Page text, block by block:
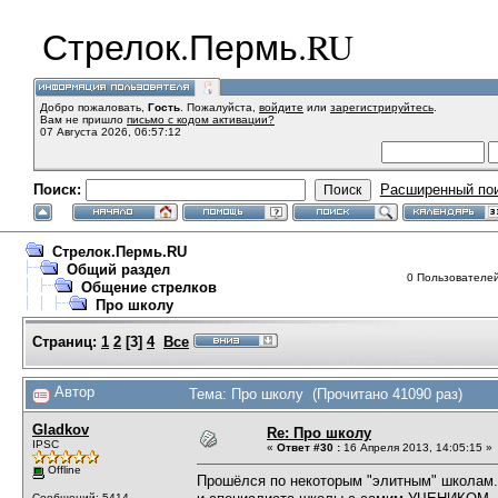
Стрелок.Пермь.RU
Добро пожаловать, Гость . Пожалуйста, войдите или зарегистрируйтесь
Вам не пришло письмо с кодом активации?
07 Августа 2026, 06:57:12
Поиск: Расширенный
Стрелок.Пермь.RU
Общий раздел
Общение стрелков
Про школу
0
Страниц: 1 2 [3] 4 Все
Автор Тема: Про школу (Прочитано 41090 раз)
Gladkov
IPSC
Offline
Re: Про школу
« Ответ #30 : 16 Апреля 2013, 14:05:15 »
Прошёлся по некоторым "элитным" школам.